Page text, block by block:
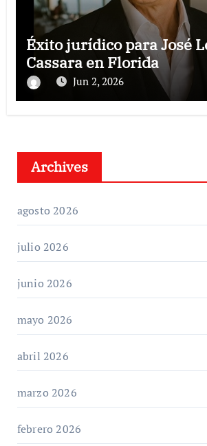
Éxito jurídico para José
Cassara en Florida
Jun 2, 2026
Archives
agosto 2026
julio 2026
junio 2026
mayo 2026
abril 2026
marzo 2026
febrero 2026